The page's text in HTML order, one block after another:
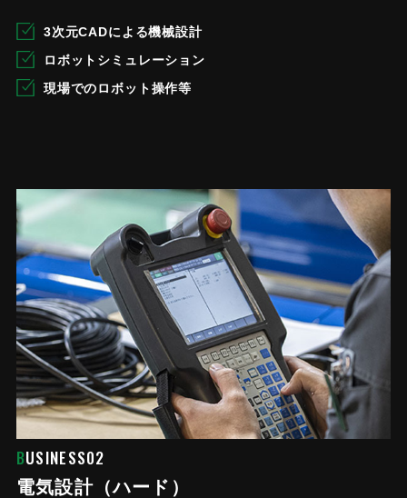
3次元CADによる機械設計
ロボットシミュレーション
現場でのロボット操作等
BUSINESS02
電気設計（ハード）